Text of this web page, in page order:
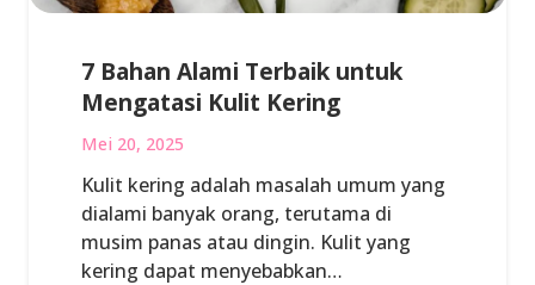
7 Bahan Alami Terbaik untuk
Mengatasi Kulit Kering
Mei 20, 2025
Kulit kering adalah masalah umum yang
dialami banyak orang, terutama di
musim panas atau dingin. Kulit yang
kering dapat menyebabkan…